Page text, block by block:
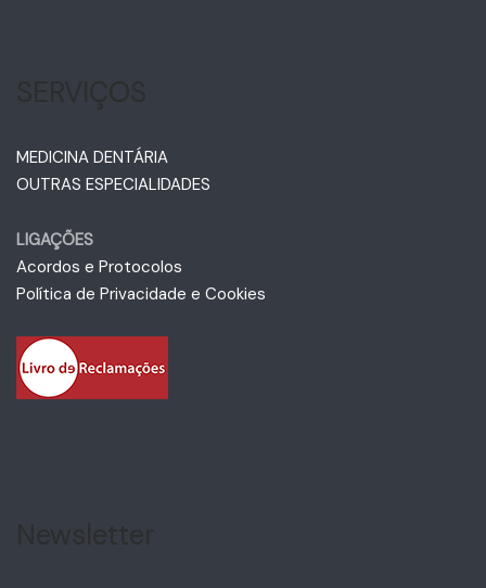
MEDICINA DENTÁRIA
OUTRAS ESPECIALIDADES
LIGAÇÕES
Acordos e Protocolos
Política de Privacidade e Cookies